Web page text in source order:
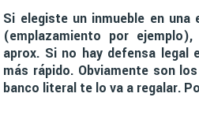
Si elegiste un inmueble en una
(emplazamiento por
aprox. Si no hay defensa legal
más rápido. Obviamente son
banco literal te lo va a regalar.